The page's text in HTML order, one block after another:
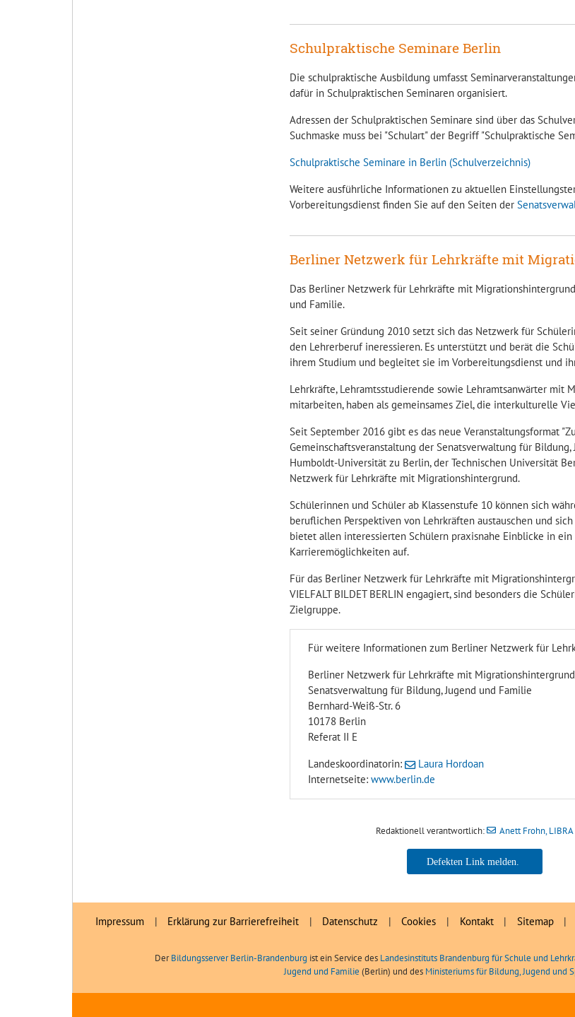
Schulpraktische Seminare Berlin
Die schulpraktische Ausbildung umfasst
dafür in Schulpraktischen Seminaren organisiert.
Adressen der Schulpraktischen Seminare sind über das
Suchmaske muss bei "Schulart" der Begriff "Schulpraktische
Schulpraktische Seminare in Berlin (Schulverzeichnis)
Weitere ausführliche Informationen zu aktuellen
Vorbereitungsdienst finden Sie auf den Seiten der
Berliner Netzwerk für Lehrkräfte mit
Das Berliner Netzwerk für Lehrkräfte mit
und Familie.
Seit seiner Gründung 2010 setzt sich das Netzwerk für
den Lehrerberuf ineressieren. Es unterstützt und berät die
ihrem Studium und begleitet sie im Vorbereitungsdienst und
Lehrkräfte, Lehramtsstudierende sowie Lehramtsanwärter
mitarbeiten, haben als gemeinsames Ziel, die interkulturelle
Seit September 2016 gibt es das neue Veranstaltungsformat
Gemeinschaftsveranstaltung der Senatsverwaltung für
Humboldt-Universität zu Berlin, der Technischen Universität
Netzwerk für Lehrkräfte mit Migrationshintergrund.
Schülerinnen und Schüler ab Klassenstufe 10 können sich
beruflichen Perspektiven von Lehrkräften austauschen und
bietet allen interessierten Schülern praxisnahe Einblicke in
Karrieremöglichkeiten auf.
Für das Berliner Netzwerk für Lehrkräfte mit
VIELFALT BILDET BERLIN engagiert, sind besonders die
Zielgruppe.
Für weitere Informationen zum Berliner Netzwerk für
Berliner Netzwerk für Lehrkräfte mit Migrationshintergrund
Senatsverwaltung für Bildung, Jugend und Familie
Bernhard-Weiß-Str. 6
10178 Berlin
Referat II E
Landeskoordinatorin:
Laura Hordoan
Internetseite: www.berlin.de
Redaktionell verantwortlich: Anett Frohn, LIBRA
Anett Frohn, LIBRA
Impressum | Erklärung zur Barrierefreiheit | Datenschutz | Cookies | Kontakt | Sitemap |
DerBildungsserver Berlin-Brandenburg ist ein Service des Landesinstituts Brandenburg für Schule und
Jugend und Familie (Berlin) und des Ministeriums für Bildung, Jugend und